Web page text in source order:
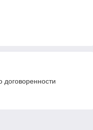
договоренности